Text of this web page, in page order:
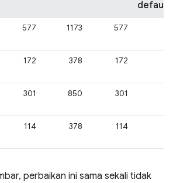
default
577 1173 577
172 378 172
301 850 301
114 378 114
perbaikan ini sama sekali tidak